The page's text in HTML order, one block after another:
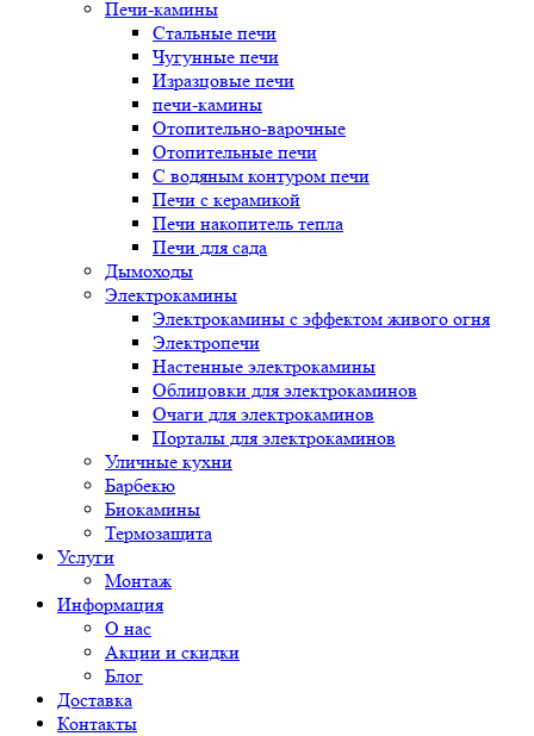
Печи-камины
Стальные печи
Чугунные печи
Изразцовые печи
печи-камины
Отопительно-варочные
Отопительные печи
С водяным контуром печи
Печи с керамикой
Печи накопитель тепла
Печи для сада
Дымоходы
Электрокамины
Электрокамины с эффектом живого огня
Электропечи
Настенные электрокамины
Облицовки для электрокаминов
Очаги для электрокаминов
Порталы для электрокаминов
Уличные кухни
Барбекю
Биокамины
Термозащита
Услуги
Монтаж
Информация
О нас
Акции и скидки
Блог
Доставка
Контакты